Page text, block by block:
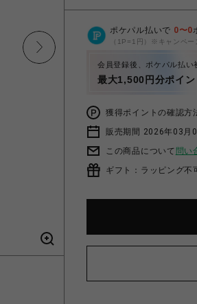
ポケパル払いで 0〜0
（1P=1円）※キャンペー
会員登録後、ポケパル払い
最大1,500円分ポイン
獲得ポイントの確認方
販売期間 2026年03月
この商品について 問い
ギフト：ラッピング不